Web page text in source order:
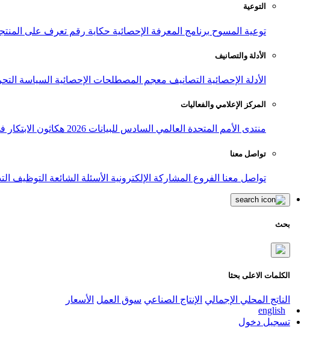
التوعية
توعية المسوح برنامج المعرفة الإحصائية حكاية رقم تعرف على
الأدلة والتصانيف
الأدلة الإحصائية التصانيف معجم المصطلحات الإحصائية السياسة
المركز الإعلامي والفعاليات
منتدى الأمم المتحدة العالمي السادس للبيانات 2026 هكاثون الابتكار
تواصل معنا
تواصل معنا الفروع المشاركة الإلكترونية الأسئلة الشائعة التوظيف
بحث
الكلمات الاعلى بحثا
الناتج المحلي الإجمالي الإنتاج الصناعي سوق العمل الأسعار
english
تسجيل دخول